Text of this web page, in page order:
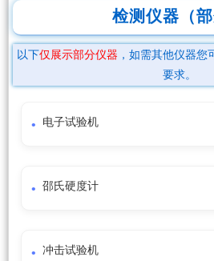
检测仪器（部
以下仅展示部分仪器 ，如需其他仪器您
要求。
电子试验机
邵氏硬度计
冲击试验机